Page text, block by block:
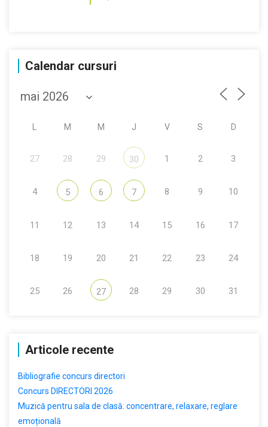
Calendar cursuri
M M J V S D
27 28 29 30 1 2 3
4 5 6 7 8 9 10
11 12 13 14 15 16 17
18 19 20 21 22 23 24
25 26 27 28 29 30 31
Articole recente
Bibliografie concurs directori
Concurs DIRECTORI 2026
Muzică pentru sala de clasă: concentrare, relaxare, reglare
emoțională